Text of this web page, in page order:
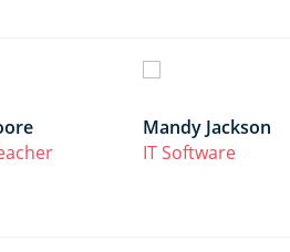
Mandy Jackson
IT Software